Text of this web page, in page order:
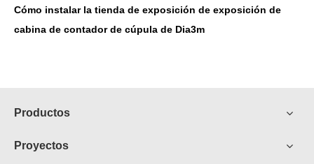
Cómo instalar la tienda de exposición de exposición de
cabina de contador de cúpula de Dia3m
Productos
Proyectos